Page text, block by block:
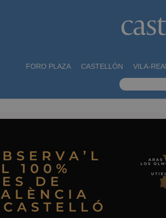
FORO PLAZA CASTELLÓN VILA-REAL